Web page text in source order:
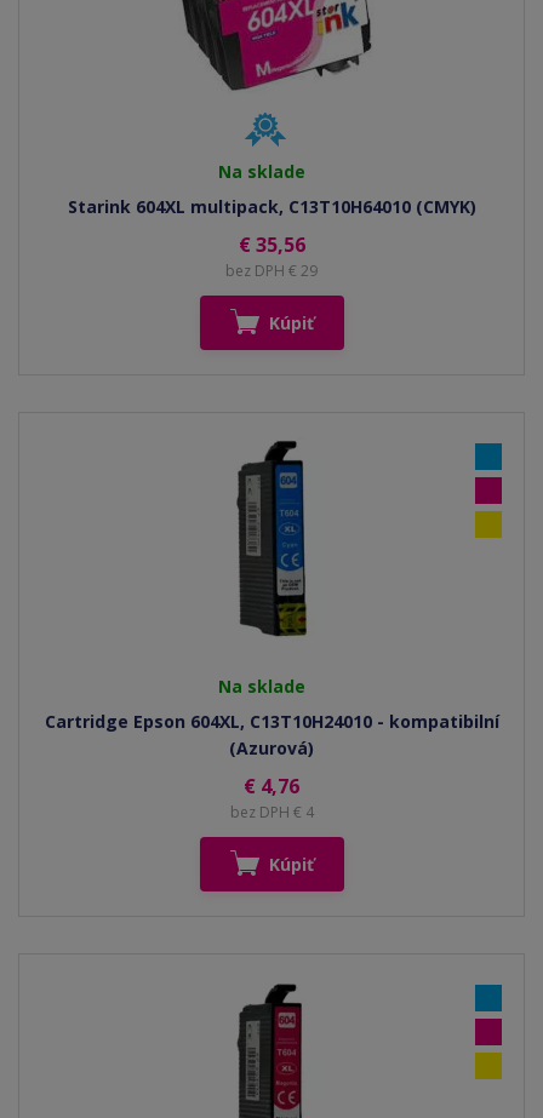
Na sklade
Starink 604XL multipack, C13T10H64010 (CMYK)
€ 35,56
bez DPH € 29
Kúpiť
Na sklade
Cartridge Epson 604XL, C13T10H24010 - kompatibilní
(Azurová)
€ 4,76
bez DPH € 4
Kúpiť